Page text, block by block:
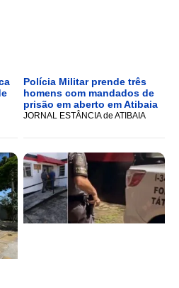
Polícia Militar prende três
homens com mandados de
prisão em aberto em Atibaia
JORNAL ESTÂNCIA de ATIBAIA